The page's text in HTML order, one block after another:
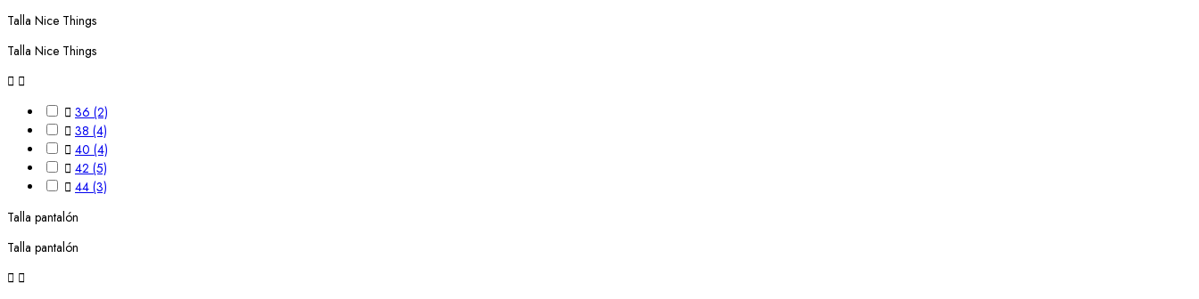
Talla Nice Things
Talla Nice Things
 
 36 (2)
 38 (4)
 40 (4)
 42 (5)
 44 (3)
Talla pantalón
Talla pantalón
 